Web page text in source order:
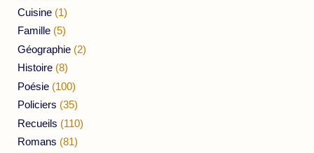
Cuisine (1)
Famille (5)
Géographie (2)
Histoire (8)
Poésie (100)
Policiers (35)
Recueils (110)
Romans (81)